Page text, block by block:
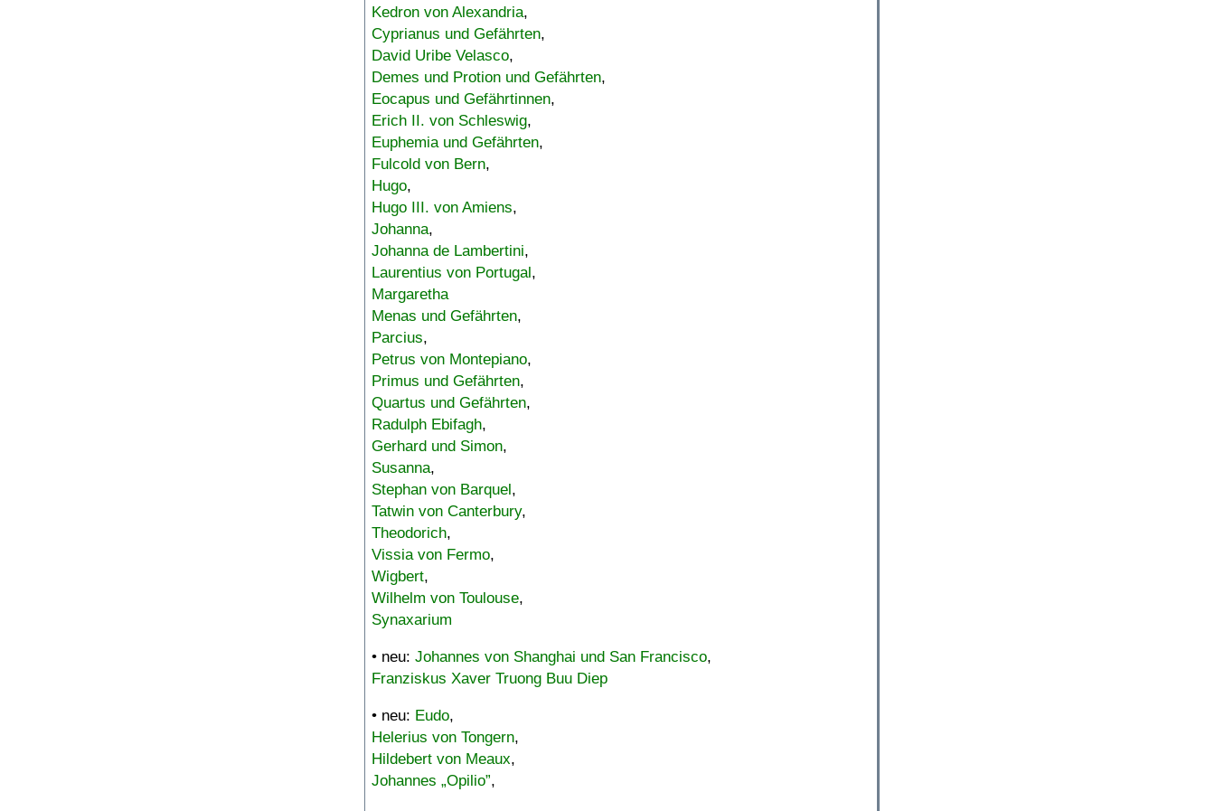
Kedron von Alexandria,
Cyprianus und Gefährten,
David Uribe Velasco,
Demes und Protion und Gefährten,
Eocapus und Gefährtinnen,
Erich II. von Schleswig,
Euphemia und Gefährten,
Fulcold von Bern,
Hugo,
Hugo III. von Amiens,
Johanna,
Johanna de Lambertini,
Laurentius von Portugal,
Margaretha
Menas und Gefährten,
Parcius,
Petrus von Montepiano,
Primus und Gefährten,
Quartus und Gefährten,
Radulph Ebifagh,
Gerhard und Simon,
Susanna,
Stephan von Barquel,
Tatwin von Canterbury,
Theodorich,
Vissia von Fermo,
Wigbert,
Wilhelm von Toulouse,
Synaxarium
• neu: Johannes von Shanghai und San Francisco,
Franziskus Xaver Truong Buu Diep
• neu: Eudo,
Helerius von Tongern,
Hildebert von Meaux,
Johannes „Opilio”,